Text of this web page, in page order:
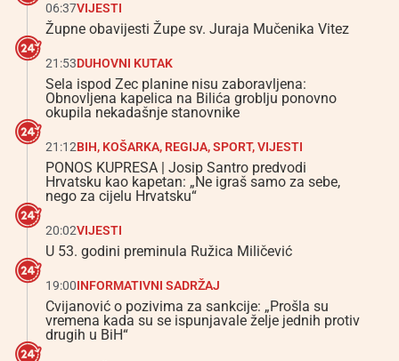
06:37VIJESTI
Župne obavijesti Župe sv. Juraja Mučenika Vitez
21:53DUHOVNI KUTAK
Sela ispod Zec planine nisu zaboravljena:
Obnovljena kapelica na Bilića groblju ponovno
okupila nekadašnje stanovnike
21:12BIH, KOŠARKA, REGIJA,SPORT,VIJESTI
PONOS KUPRESA | Josip Santro predvodi
Hrvatsku kao kapetan: „Ne igraš samo za sebe,
nego za cijelu Hrvatsku“
20:02VIJESTI
U 53. godini preminula Ružica Miličević
19:00INFORMATIVNI SADRŽAJ
Cvijanović o pozivima za sankcije: „Prošla su
vremena kada su se ispunjavale želje jednih protiv
drugih u BiH“